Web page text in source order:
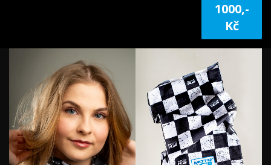
1000,-
Kč